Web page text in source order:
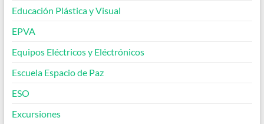
Educación Plástica y Visual
EPVA
Equipos Eléctricos y Eléctrónicos
Escuela Espacio de Paz
ESO
Excursiones